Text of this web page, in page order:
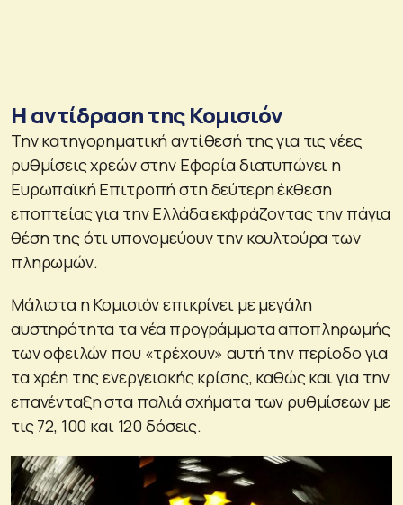
Η αντίδραση της Κομισιόν
Την κατηγορηματική αντίθεσή της για τις νέες
ρυθμίσεις χρεών στην Εφορία διατυπώνει η
Ευρωπαϊκή Επιτροπή στη δεύτερη έκθεση
εποπτείας για την Ελλάδα εκφράζοντας την πάγια
θέση της ότι υπονομεύουν την κουλτούρα των
πληρωμών.
Μάλιστα η Κομισιόν επικρίνει με μεγάλη
αυστηρότητα τα νέα προγράμματα αποπληρωμής
των οφειλών που «τρέχουν» αυτή την περίοδο για
τα χρέη της ενεργειακής κρίσης, καθώς και για την
επανένταξη στα παλιά σχήματα των ρυθμίσεων με
τις 72, 100 και 120 δόσεις.